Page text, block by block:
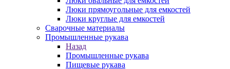
Люки прямоугольные для емкостей
Люки круглые для емкостей
Сварочные материалы
Промышленные рукава
Назад
Промышленные рукава
Пищевые рукава